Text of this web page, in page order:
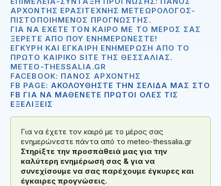
ΑΡΧΟΝΤΉΣ ΕΡΑΣΙΤΈΧΝΗΣ ΜΕΤΕΩΡΟΛΌΓΟΣ-
ΠΙΣΤΟΠΟΙΗΜΈΝΟΣ ΠΡΟΓΝΏΣΤΗΣ.
ΓΙΑ ΝΑ ΈΧΕΤΕ ΤΟΝ ΚΑΙΡΌ ΜΕ ΤΟ ΜΈΡΟΣ ΣΑΣ
ΞΈΡΕΤΕ ΑΠΟ ΠΟΥ ΕΝΗΜΕΡΏΝΕΣΤΕ!
ΈΓΚΥΡΗ ΚΑΙ ΈΓΚΑΙΡΗ ΕΝΗΜΈΡΩΣΗ ΑΠΟ ΤΟ
ΠΡΏΤΟ ΚΑΙΡΙΚΌ SITE ΤΗΣ ΘΕΣΣΑΛΊΑΣ.
METEO-THESSALIA.GR
FACEBOOK: ΠΆΝΟΣ ΑΡΧΟΝΤΉΣ
FB PAGE: ΑΚΟΛΟΥΘΗΣΤΕ ΤΗΝ ΣΕΛΙΔΑ ΜΑΣ ΣΤΟ
FB ΓΙΑ ΝΑ ΜΑΘΕΝΕΤΕ ΠΡΩΤΟΙ ΟΛΕΣ ΤΙΣ
ΕΞΕΛΙΞΕΙΣ
Για να έχετε τον καιρό με το μέρος σας
ενημερώνεστε πάντα από το meteo-thessalia.gr
Στηρίξτε την προσπάθειά μας για την
καλύτερη ενημέρωσή σας & για να
συνεχίσουμε να σας παρέχουμε έγκυρες και
έγκαιρες προγνώσεις.